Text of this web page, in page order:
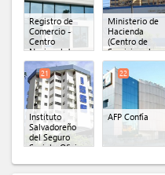
Registro de
Comercio -
Centro
Nacional de
Registros(x 4)
Ministerio de
Hacienda
(Centro de
Servicios al
Contribuyente)
(x 4)
Instituto
Salvadoreño
del Seguro
Social - Oficina
21
AFP Confía
22